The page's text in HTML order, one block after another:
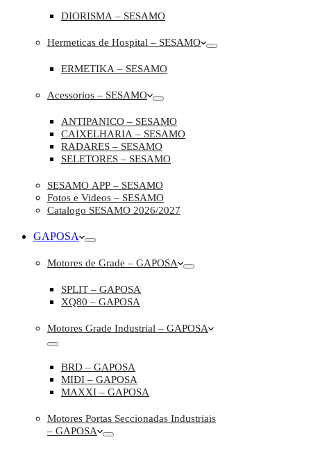
DIORISMA – SESAMO
Hermeticas de Hospital – SESAMO
ERMETIKA – SESAMO
Acessorios – SESAMO
ANTIPANICO – SESAMO
CAIXELHARIA – SESAMO
RADARES – SESAMO
SELETORES – SESAMO
SESAMO APP – SESAMO
Fotos e Videos – SESAMO
Catalogo SESAMO 2026/2027
GAPOSA
Motores de Grade – GAPOSA
SPLIT – GAPOSA
XQ80 – GAPOSA
Motores Grade Industrial – GAPOSA
BRD – GAPOSA
MIDI – GAPOSA
MAXXI – GAPOSA
Motores Portas Seccionadas Industriais
– GAPOSA